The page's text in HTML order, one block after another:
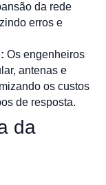
da rede
erros e
Os engenheiros
antenas e
os custos
de resposta.
da